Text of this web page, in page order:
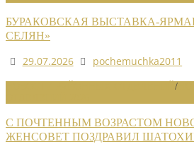
БУРАКОВСКАЯ ВЫСТАВКА-
СЕЛЯН»
29.07.2026
pochemuchka2011
/
С ПОЧТЕННЫМ ВОЗРАСТОМ
ЖЕНСОВЕТ ПОЗДРАВИЛ